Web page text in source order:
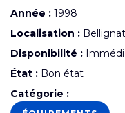
Année : 1998
Localisation :
Disponibilité :
État : Bon état
Catégorie :